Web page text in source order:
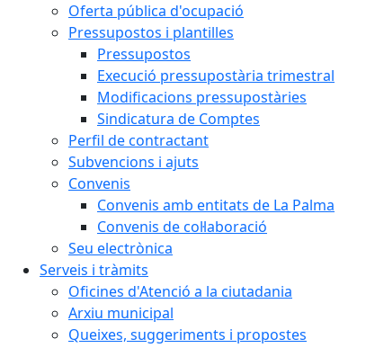
Oferta pública d'ocupació
Pressupostos i plantilles
Pressupostos
Execució pressupostària trimestral
Modificacions pressupostàries
Sindicatura de Comptes
Perfil de contractant
Subvencions i ajuts
Convenis
Convenis amb entitats de La Palma
Convenis de col·laboració
Seu electrònica
Serveis i tràmits
Oficines d'Atenció a la ciutadania
Arxiu municipal
Queixes, suggeriments i propostes